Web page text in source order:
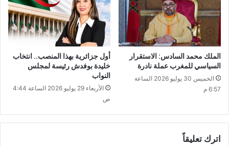
الملك محمد السادس: الاستقرار
السياسي للمغرب عملة نادرة
الخميس 30 يوليو 2026 الساعة
6:57 م
أول جزائرية بهذا المنصب.. انتخاب
خليدة بوفدش رئيسة لمجلس
النواب
الأربعاء 29 يوليو 2026 الساعة 4:44
ص
اترك تعليقاً